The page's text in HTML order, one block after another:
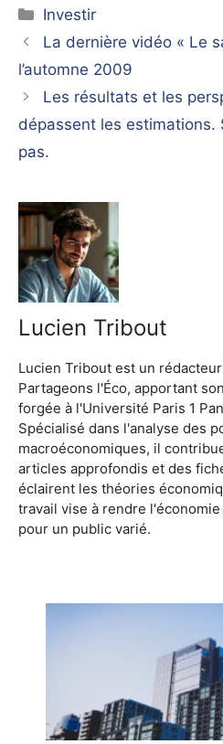
Catégories
Investir
La dernière vidéo « Le
l’automne 2009
Les résultats et les
dépassent les estimations.
pas.
Lucien Tribout
Lucien Tribout est un
Partageons l'Éco, apportant
forgée à l'Université Paris 1
Spécialisé dans l'analyse des
macroéconomiques, il
articles approfondis et des
éclairent les théories
travail vise à rendre
pour un public varié.